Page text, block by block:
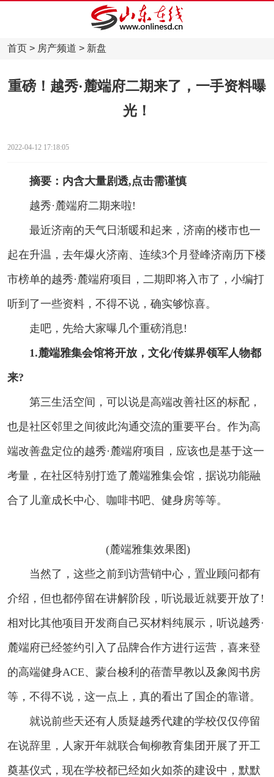
首页> 房产频道 > 新盘
重磅！越秀·麓端府二期来了，一手资料曝
光！
2022-04-12 17:18:05
摘要：内含大量剧透,点击需谨慎
越秀·麓端府二期来啦!
最近济南的天气日渐暖和起来，济南的楼市也一
起在升温，去年爆火济南、连续3个月登峰济南历下楼
市榜单的越秀·麓端府项目，二期即将入市了，小编打
听到了一些资料，不得不说，确实够惊喜。
走吧，先给大家曝几个重磅消息!
1.麓端雅集会馆将开放，文化/传媒界领军人物都
来?
第三生活空间，可以说是高端改善社区的标配，
也是社区邻里之间彼此沟通交流的重要平台。作为高
端改善盘定位的越秀·麓端府项目，应该也是基于这一
考量，在社区特别打造了麓端雅集会馆，据说功能融
合了儿童成长中心、咖啡书吧、健身房等等。
(麓端雅集效果图)
当然了，这些之前到访营销中心，置业顾问都有
介绍，但也都停留在讲解阶段，听说最近就要开放了!
相对比其他项目开发商自己买材料纯展示，听说越秀·
麓端府已经签约引入了品牌合作方进行运营，喜来登
的高端健身ACE、蒙台梭利的蓓蕾早教以及象阅书房
等，不得不说，这一点上，真的看出了国企的靠谱。
就说前些天还有人质疑越秀代建的学校仅仅停留
在说辞里，人家开年就联合甸柳教育集团开展了开工
奠基仪式，现在学校都已经如火如荼的建设中，默默